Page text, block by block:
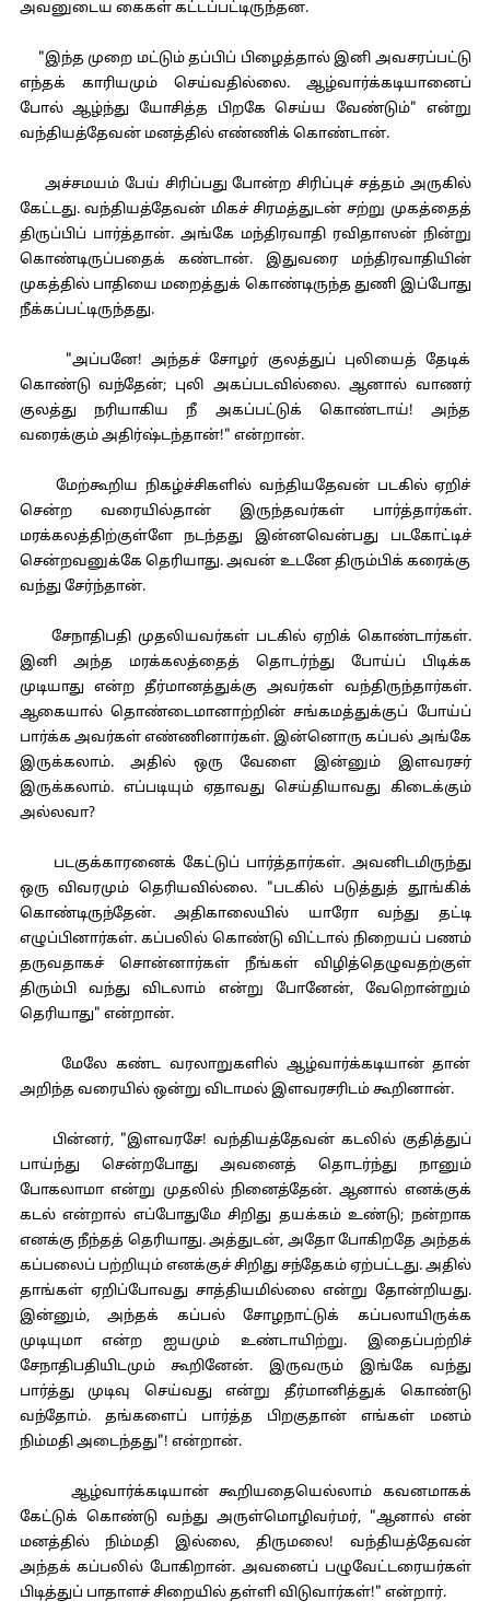
அவனுடைய கைகள் கட்டப்பட்டிருந்தன.
"இந்த முறை மட்டும் தப்பிப் பிழைத்தால் இனி அவசரப்பட்டு
எந்தக் காரியமும் செய்வதில்லை. ஆழ்வார்க்கடியானைப்
போல் ஆழ்ந்து யோசித்த பிறகே செய்ய வேண்டும்" என்று
வந்தியத்தேவன் மனத்தில் எண்ணிக் கொண்டான்.
அச்சமயம் பேய் சிரிப்பது போன்ற சிரிப்புச் சத்தம் அருகில்
கேட்டது. வந்தியத்தேவன் மிகச் சிரமத்துடன் சற்று முகத்தைத்
திருப்பிப் பார்த்தான். அங்கே மந்திரவாதி ரவிதாஸன் நின்று
கொண்டிருப்பதைக் கண்டான். இதுவரை மந்திரவாதியின்
முகத்தில் பாதியை மறைத்துக் கொண்டிருந்த துணி இப்போது
நீக்கப்பட்டிருந்தது.
"அப்பனே! அந்தச் சோழர் குலத்துப் புலியைத் தேடிக்
கொண்டு வந்தேன்; புலி அகப்படவில்லை. ஆனால் வாணர்
குலத்து நரியாகிய நீ அகப்பட்டுக் கொண்டாய்! அந்த
வரைக்கும் அதிர்ஷ்டந்தான்!" என்றான்.
மேற்கூறிய நிகழ்ச்சிகளில் வந்தியதேவன் படகில் ஏறிச்
சென்ற வரையில்தான் இருந்தவர்கள் பார்த்தார்கள்.
மரக்கலத்திற்குள்ளே நடந்தது இன்னவென்பது படகோட்டிச்
சென்றவனுக்கே தெரியாது. அவன் உடனே திரும்பிக் கரைக்கு
வந்து சேர்ந்தான்.
சேநாதிபதி முதலியவர்கள் படகில் ஏறிக் கொண்டார்கள்.
இனி அந்த மரக்கலத்தைத் தொடர்ந்து போய்ப் பிடிக்க
முடியாது என்ற தீர்மானத்துக்கு அவர்கள் வந்திருந்தார்கள்.
ஆகையால் தொண்டைமானாற்றின் சங்கமத்துக்குப் போய்ப்
பார்க்க அவர்கள் எண்ணினார்கள். இன்னொரு கப்பல் அங்கே
இருக்கலாம். அதில் ஒரு வேளை இன்னும் இளவரசர்
இருக்கலாம். எப்படியும் ஏதாவது செய்தியாவது கிடைக்கும்
அல்லவா?
படகுக்காரனைக் கேட்டுப் பார்த்தார்கள். அவனிடமிருந்து
ஒரு விவரமும் தெரியவில்லை. "படகில் படுத்துத் தூங்கிக்
கொண்டிருந்தேன். அதிகாலையில் யாரோ வந்து தட்டி
எழுப்பினார்கள். கப்பலில் கொண்டு விட்டால் நிறையப் பணம்
தருவதாகச் சொன்னார்கள் நீங்கள் விழித்தெழுவதற்குள்
திரும்பி வந்து விடலாம் என்று போனேன், வேறொன்றும்
தெரியாது" என்றான்.
மேலே கண்ட வரலாறுகளில் ஆழ்வார்க்கடியான் தான்
அறிந்த வரையில் ஒன்று விடாமல் இளவரசரிடம் கூறினான்.
பின்னர், "இளவரசே! வந்தியத்தேவன் கடலில் குதித்துப்
பாய்ந்து சென்றபோது அவனைத் தொடர்ந்து நானும்
போகலாமா என்று முதலில் நினைத்தேன். ஆனால் எனக்குக்
கடல் என்றால் எப்போதுமே சிறிது தயக்கம் உண்டு; நன்றாக
எனக்கு நீந்தத் தெரியாது. அத்துடன், அதோ போகிறதே அந்தக்
கப்பலைப் பற்றியும் எனக்குச் சிறிது சந்தேகம் ஏற்பட்டது. அதில்
தாங்கள் ஏறிப்போவது சாத்தியமில்லை என்று தோன்றியது.
இன்னும், அந்தக் கப்பல் சோழநாட்டுக் கப்பலாயிருக்க
முடியுமா என்ற ஐயமும் உண்டாயிற்று. இதைப்பற்றிச்
சேநாதிபதியிடமும் கூறினேன். இருவரும் இங்கே வந்து
பார்த்து முடிவு செய்வது என்று தீர்மானித்துக் கொண்டு
வந்தோம். தங்களைப் பார்த்த பிறகுதான் எங்கள் மனம்
நிம்மதி அடைந்தது"! என்றான்.
ஆழ்வார்க்கடியான் கூறியதையெல்லாம் கவனமாகக்
கேட்டுக் கொண்டு வந்து அருள்மொழிவர்மர், "ஆனால் என்
மனத்தில் நிம்மதி இல்லை, திருமலை! வந்தியத்தேவன்
அந்தக் கப்பலில் போகிறான். அவனைப் பழுவேட்டரையர்கள்
பிடித்துப் பாதாளச் சிறையில் தள்ளி விடுவார்கள்!" என்றார்.